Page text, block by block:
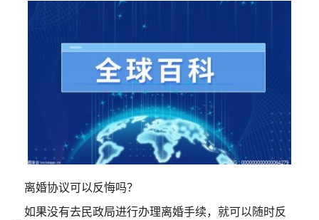
离婚协议可以反悔吗？
如果没有去民政局进行办理离婚手续，就可以随时反